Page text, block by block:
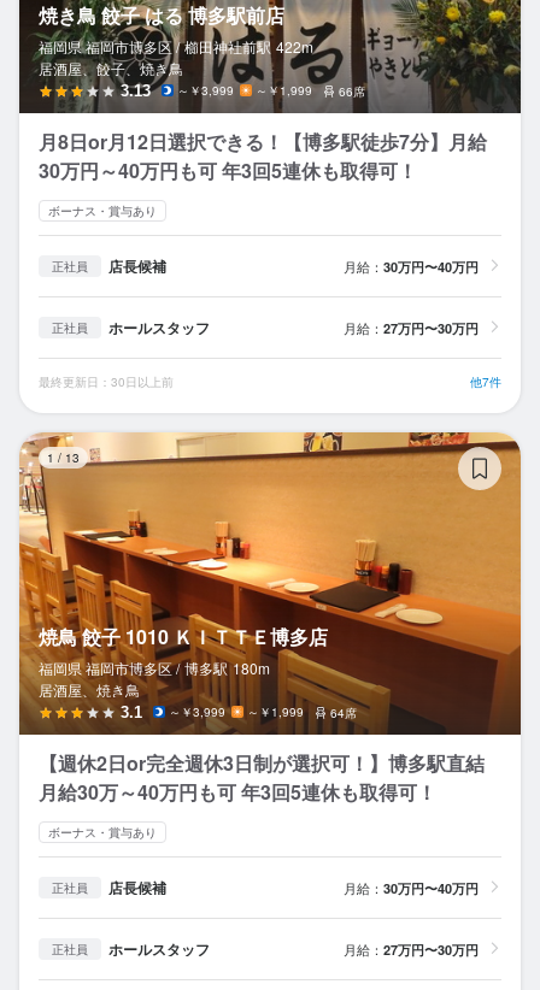
焼き鳥 餃子 はる 博多駅前店
福岡県 福岡市博多区 / 櫛田神社前駅 422m
居酒屋、餃子、焼き鳥
3.13 ～￥3,999 ～￥1,999 66席
月8日or月12日選択できる！【博多駅徒歩7分】月給
30万円～40万円も可 年3回5連休も取得可！
ボーナス・賞与あり
正社員 店長候補 月給： 30万円〜40万円
正社員 ホールスタッフ 月給： 27万円〜30万円
最終更新日：30日以上前 他7件
1 / 13
焼鳥 餃子 1010 ＫＩＴＴＥ博多店
福岡県 福岡市博多区 / 博多駅 180m
居酒屋、焼き鳥
3.1 ～￥3,999 ～￥1,999 64席
【週休2日or完全週休3日制が選択可！】博多駅直結
月給30万～40万円も可 年3回5連休も取得可！
ボーナス・賞与あり
正社員 店長候補 月給： 30万円〜40万円
正社員 ホールスタッフ 月給： 27万円〜30万円